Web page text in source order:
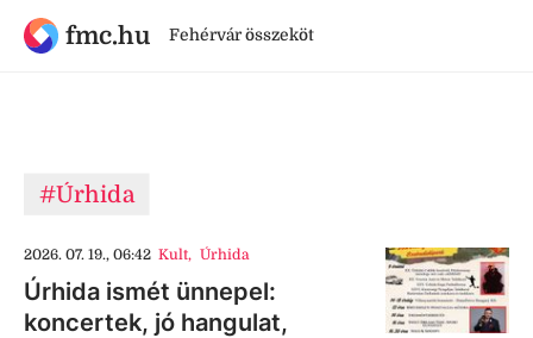
fmc.hu Fehérvár összeköt
#Úrhida
2026. 07. 19., 06:42 Kult, Úrhida
Úrhida ismét ünnepel:
koncertek, jó hangulat,